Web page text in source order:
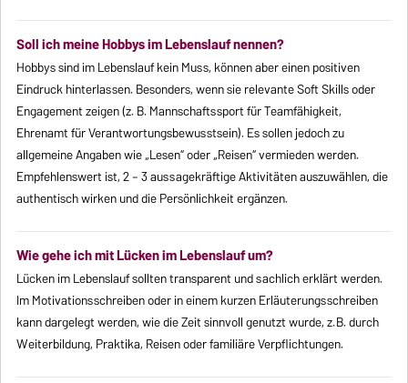
Soll ich meine Hobbys im Lebenslauf nennen?
Hobbys sind im Lebenslauf kein Muss, können aber einen positiven
Eindruck hinterlassen. Besonders, wenn sie relevante Soft Skills oder
Engagement zeigen (z. B. Mannschaftssport für Teamfähigkeit,
Ehrenamt für Verantwortungsbewusstsein). Es sollen jedoch zu
allgemeine Angaben wie „Lesen“ oder „Reisen“ vermieden werden.
Empfehlenswert ist, 2 – 3 aussagekräftige Aktivitäten auszuwählen, die
authentisch wirken und die Persönlichkeit ergänzen.
Wie gehe ich mit Lücken im Lebenslauf um?
Lücken im Lebenslauf sollten transparent und sachlich erklärt werden.
Im Motivationsschreiben oder in einem kurzen Erläuterungsschreiben
kann dargelegt werden, wie die Zeit sinnvoll genutzt wurde, z. B. durch
Weiterbildung, Praktika, Reisen oder familiäre Verpflichtungen.